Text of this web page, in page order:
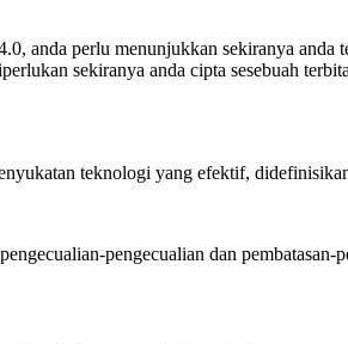
anda perlu menunjukkan sekiranya anda
sekiranya anda cipta sesebuah
teknologi yang efektif,
pengecualian dan pembatasan-